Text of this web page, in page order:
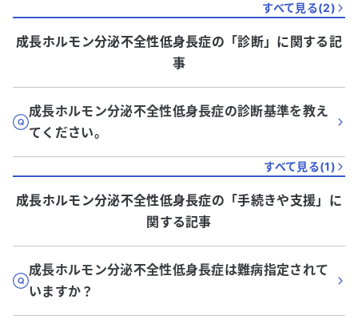
すべて見る(2)
成長ホルモン分泌不全性低身長症の「診断」に関する記
事
成長ホルモン分泌不全性低身長症の診断基準を教え
てください。
すべて見る(1)
成長ホルモン分泌不全性低身長症の「手続きや支援」に
関する記事
成長ホルモン分泌不全性低身長症は難病指定されて
いますか？